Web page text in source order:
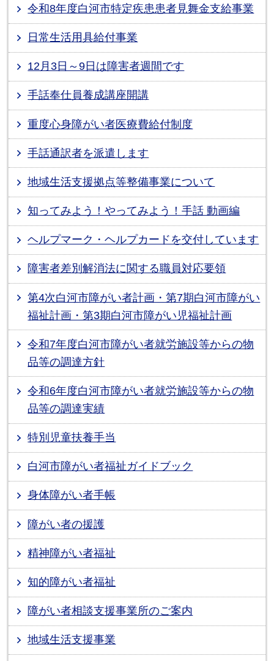
令和8年度白河市特定疾患患者見舞金支給事業
日常生活用具給付事業
12月3日～9日は障害者週間です
手話奉仕員養成講座開講
重度心身障がい者医療費給付制度
手話通訳者を派遣します
地域生活支援拠点等整備事業について
知ってみよう！やってみよう！手話 動画編
ヘルプマーク・ヘルプカードを交付しています
障害者差別解消法に関する職員対応要領
第4次白河市障がい者計画・第7期白河市障がい
福祉計画・第3期白河市障がい児福祉計画
令和7年度白河市障がい者就労施設等からの物
品等の調達方針
令和6年度白河市障がい者就労施設等からの物
品等の調達実績
特別児童扶養手当
白河市障がい者福祉ガイドブック
身体障がい者手帳
障がい者の援護
精神障がい者福祉
知的障がい者福祉
障がい者相談支援事業所のご案内
地域生活支援事業